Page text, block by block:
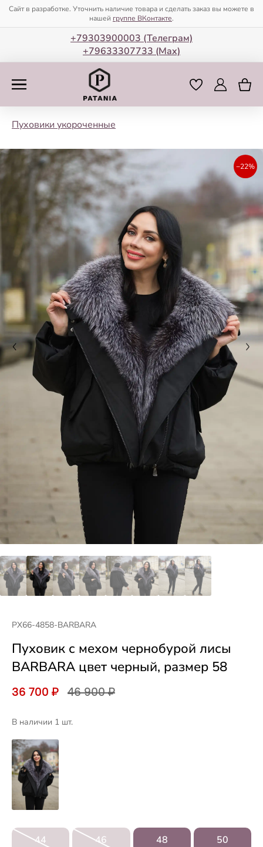
Сайт в разработке. Уточнить наличие товара и сделать заказ вы можете в
нашей группе ВКонтакте.
+79303900003 (Телеграм)
+79633307733 (Мax)
Пуховики укороченные
−22%
PX66-4858-BARBARA
Пуховик с мехом чернобурой лисы
BARBARA цвет черный, размер 58
36 700 ₽ 46 900 ₽
В наличии 1 шт.
44 46 48 50